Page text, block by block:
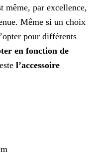
même, par excellence,
Même si un choix
pour différents
en fonction de
l’accessoire